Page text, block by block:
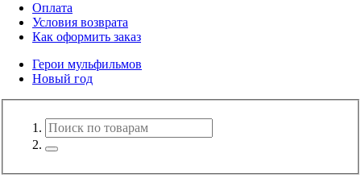
Оплата
Условия возврата
Как оформить заказ
Герои мульфильмов
Новый год